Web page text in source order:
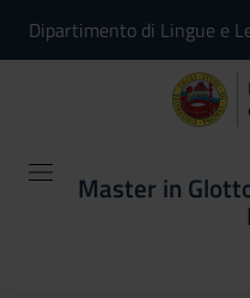
Dipartimento di Lingue e
Master in